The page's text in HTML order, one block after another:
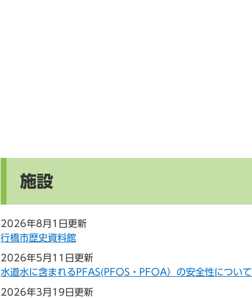
施設
2026年8月1日更新
行橋市歴史資料館
2026年5月11日更新
水道水に含まれるPFAS(PFOS・PFOA）の安全性について
2026年3月19日更新